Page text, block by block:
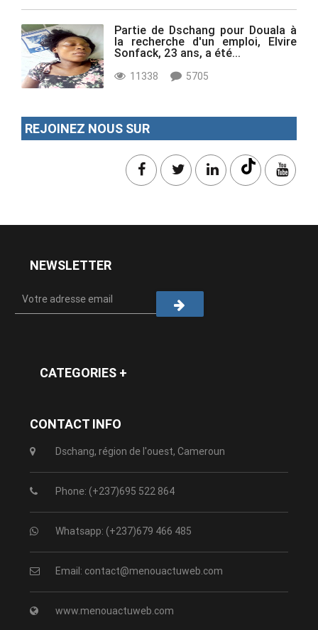
Partie de Dschang pour Douala à
la recherche d'un emploi, Elvire
Sonfack, 23 ans, a été...
11338 5705
REJOINEZ NOUS SUR
NEWSLETTER
CATEGORIES +
CONTACT INFO
Dschang, région de l'ouest, Cameroun
Phone: (+237)695 522 864
Whatsapp: (+237)679 466 485
Email: contact@menouactuweb.com
www.menouactuweb.com